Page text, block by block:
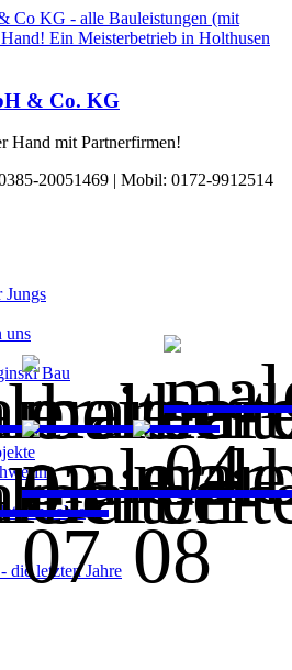
& Co. KG
Hand mit Partnerfirmen!
20051469 | Mobil: 0172-9912514
Jungs
uns
Bau
Jahre
die letzten Jahre